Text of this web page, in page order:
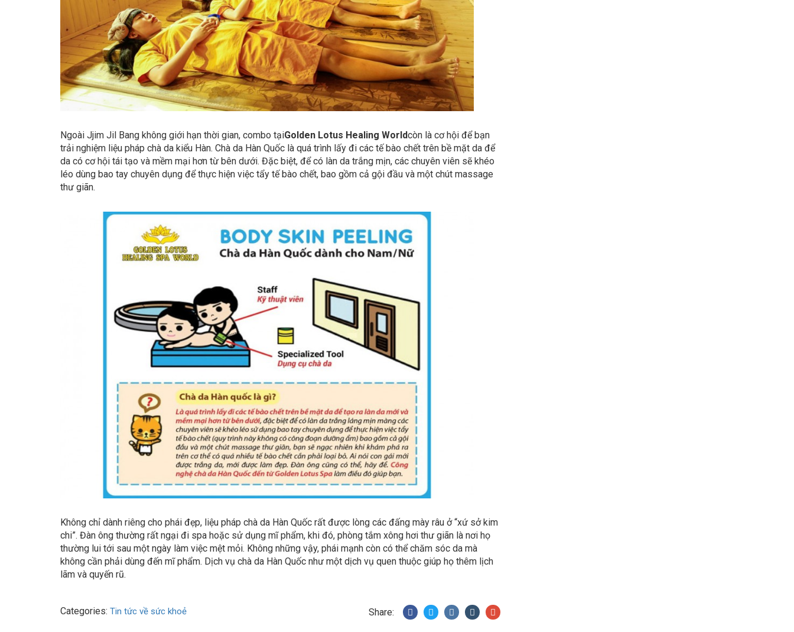
Ngoài Jjim Jil Bang không giới hạn thời gian, combo tạiGolden Lotus Healing Worldcòn là cơ hội để bạn
trải nghiệm liệu pháp chà da kiểu Hàn. Chà da Hàn Quốc là quá trình lấy đi các tế bào chết trên bề mặt da để
da có cơ hội tái tạo và mềm mại hơn từ bên dưới. Đặc biệt, để có làn da trắng mịn, các chuyên viên sẽ khéo
léo dùng bao tay chuyên dụng để thực hiện việc tẩy tế bào chết, bao gồm cả gội đầu và một chút massage
thư giãn.
Không chỉ dành riêng cho phái đẹp, liệu pháp chà da Hàn Quốc rất được lòng các đấng mày râu ở “xứ sở kim
chi”. Đàn ông thường rất ngại đi spa hoặc sử dụng mĩ phẩm, khi đó, phòng tắm xông hơi thư giãn là nơi họ
thường lui tới sau một ngày làm việc mệt mỏi. Không những vậy, phái mạnh còn có thể chăm sóc da mà
không cần phải dùng đến mĩ phẩm. Dịch vụ chà da Hàn Quốc như một dịch vụ quen thuộc giúp họ thêm lịch
lãm và quyến rũ.
Categories: Tin tức về sức khoẻ Share: